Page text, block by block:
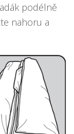
podélně
nahoru a